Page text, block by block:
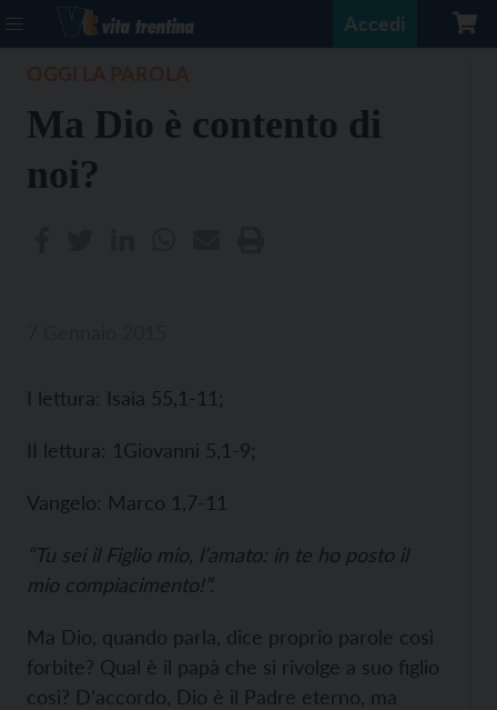
Accedi
Ma Dio è contento di
noi?
I lettura: Isaia 55,1-11;
II lettura: 1Giovanni 5,1-9;
Vangelo: Marco 1,7-11
“Tu sei il Figlio mio, l’amato: in te ho posto il
mio compiacimento!”.
Ma Dio, quando parla, dice proprio parole così
forbite? Qual è il papà che si rivolge a suo figlio
così? D’accordo, Dio è il Padre eterno, ma